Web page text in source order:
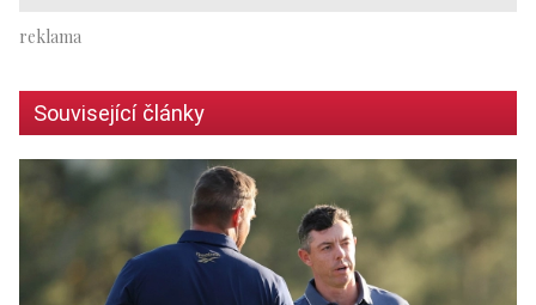
Související články